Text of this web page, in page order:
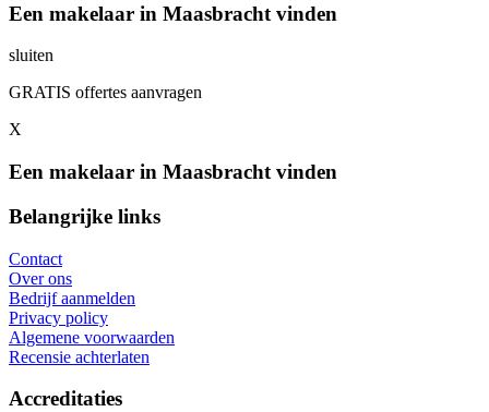
Een makelaar in Maasbracht vinden
sluiten
GRATIS offertes aanvragen
X
Een makelaar in Maasbracht vinden
Belangrijke links
Contact
Over ons
Bedrijf aanmelden
Privacy policy
Algemene voorwaarden
Recensie achterlaten
Accreditaties